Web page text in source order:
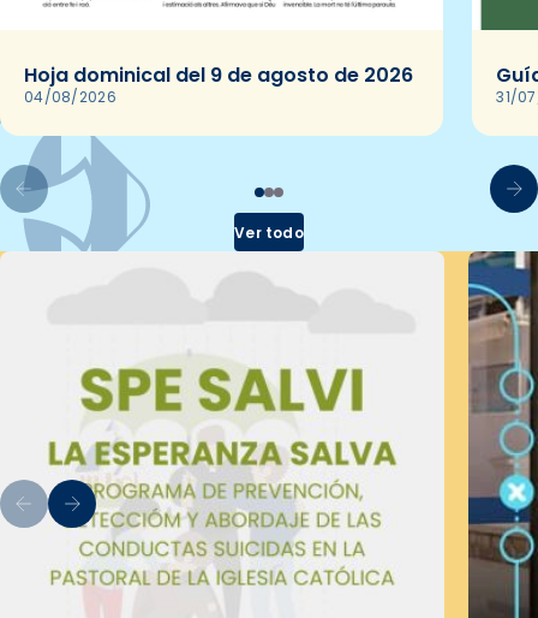
Hoja dominical del 9 de agosto de 2026
04/08/2026 31/
Ver todo